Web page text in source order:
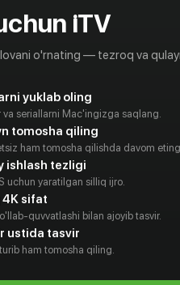
Cem Yigit
Uzümoglu
Aktyor
Туба
iTV
o'rnating — tezroq va
yuklab oling
va seriallarni Mac'ingizga saqlang.
tomosha qiling
ham tomosha qilishda davom eting.
ishlash tezligi
uchun yaratilgan silliq ijro.
4K sifat
quvvatlashi bilan ajoyib tasvir.
ustida tasvir
ham tomosha qiling.